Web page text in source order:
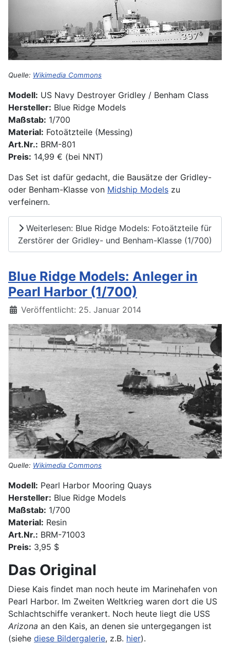
Quelle: Wikimedia Commons
Modell: US Navy Destroyer Gridley / Benham Class
Hersteller: Blue Ridge Models
Maßstab: 1/700
Material: Fotoätzteile (Messing)
Art.Nr.: BRM-801
Preis: 14,99 € (bei NNT)
Das Set ist dafür gedacht, die Bausätze der Gridley-
oder Benham-Klasse von Midship Models zu
verfeinern.
Weiterlesen: Blue Ridge Models: Fotoätzteile für
Zerstörer der Gridley- und Benham-Klasse (1/700)
Blue Ridge Models: Anleger in
Pearl Harbor (1/700)
Details
Veröffentlicht: 25. Januar 2014
Quelle: Wikimedia Commons
Modell: Pearl Harbor Mooring Quays
Hersteller: Blue Ridge Models
Maßstab: 1/700
Material: Resin
Art.Nr.: BRM-71003
Preis: 3,95 $
Das Original
Diese Kais findet man noch heute im Marinehafen von
Pearl Harbor. Im Zweiten Weltkrieg waren dort die US
Schlachtschiffe verankert. Noch heute liegt die USS
Arizona an den Kais, an denen sie untergegangen ist
(siehe diese Bildergalerie, z.B. hier).